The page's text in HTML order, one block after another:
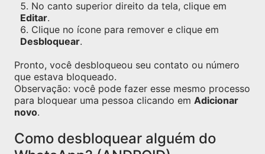
No canto superior direito da tela, clique em
Editar.
Clique no ícone para remover e clique em
Desbloquear.
Pronto, você desbloqueou seu contato ou número
que estava bloqueado.
Observação: você pode fazer esse mesmo processo
para bloquear uma pessoa clicando em Adicionar
novo.
Como desbloquear alguém do